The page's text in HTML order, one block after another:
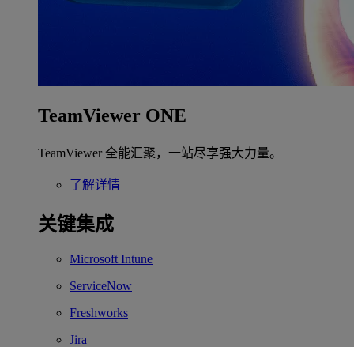
TeamViewer ONE
TeamViewer 全能汇聚，一站尽享强大力量。
了解详情
关键集成
Microsoft Intune
ServiceNow
Freshworks
Jira